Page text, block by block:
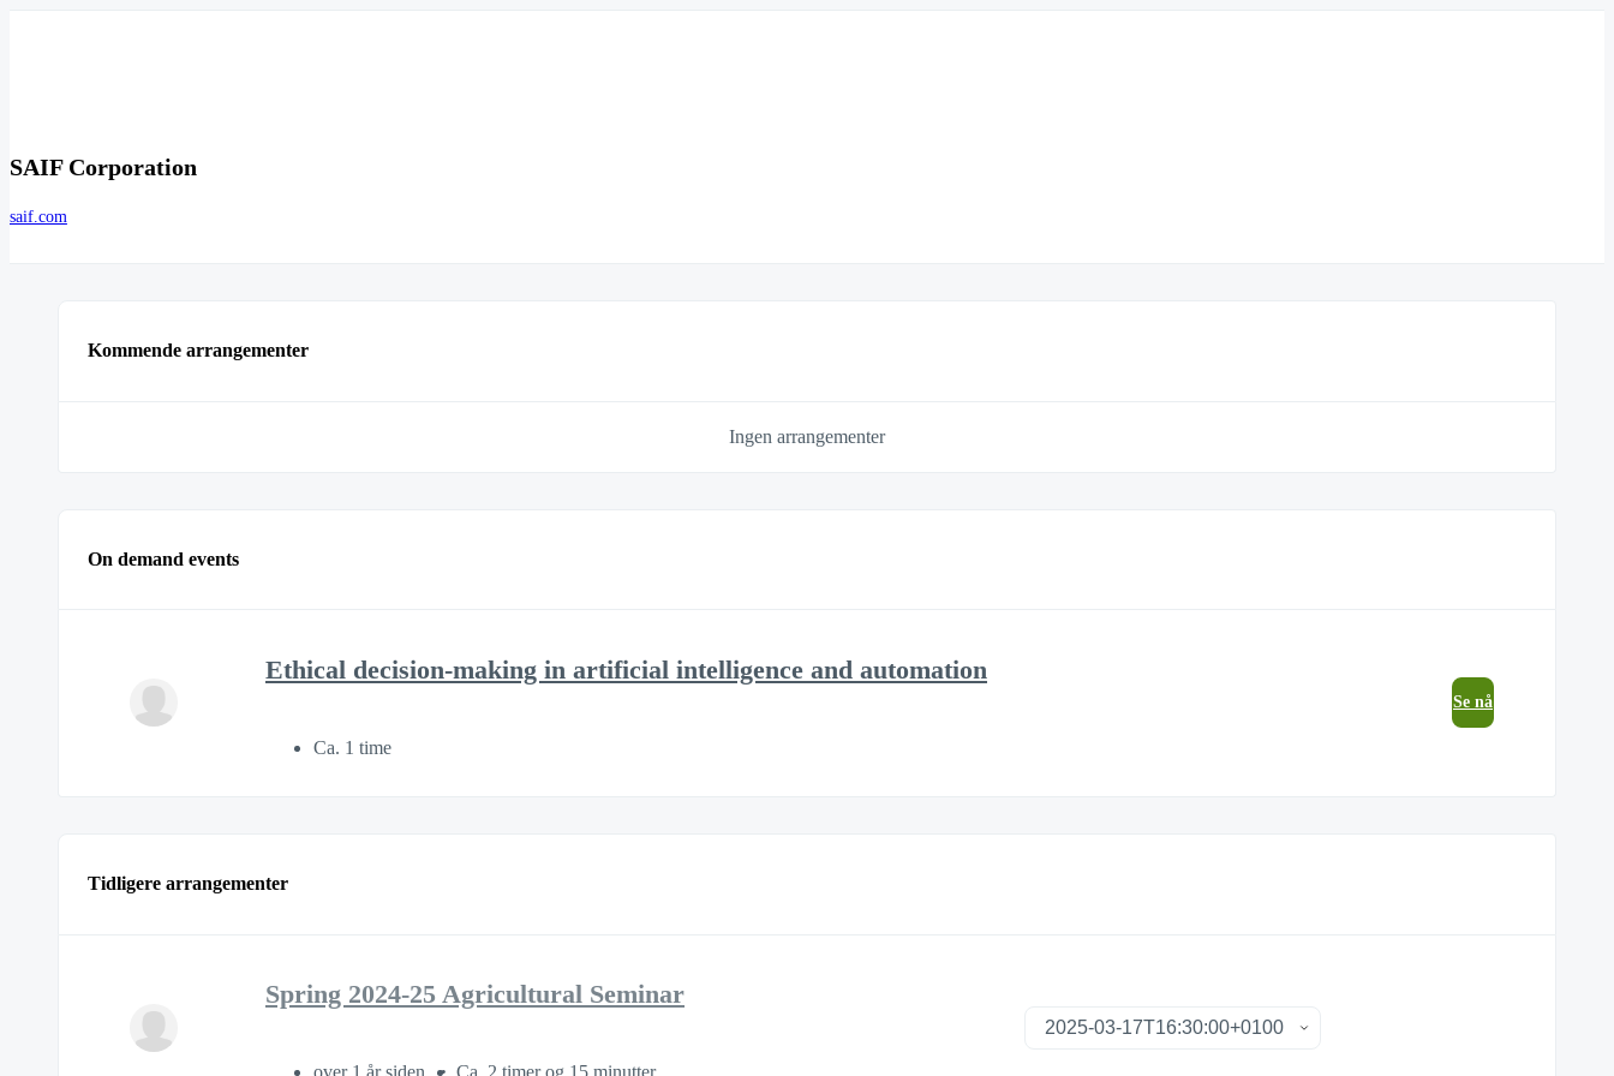
SAIF Corporation
saif.com
Kommende arrangementer
Ingen arrangementer
On demand events
Ethical decision-making in artificial intelligence and automation
Ca. 1 time
Se nå
Tidligere arrangementer
Spring 2024-25 Agricultural Seminar
over 1 år siden Ca. 2 timer og 15 minutter